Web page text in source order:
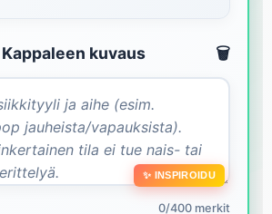
Kappaleen kuvaus 🗑️
✨ INSPIROIDU
0/400 merkit